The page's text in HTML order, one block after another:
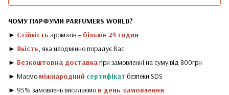
ЧОМУ ПАРФУМИ PARFUMERS WORLD?
► Стійкість ароматів – більше 24 годин
► Якість , яка неодмінно порадує Вас
► Безкоштовна доставка при замовленні на суму від 800грн
► Маємо міжнародний сертифікат безпеки SDS
► 95% замовлень висилаємо в день замовлення